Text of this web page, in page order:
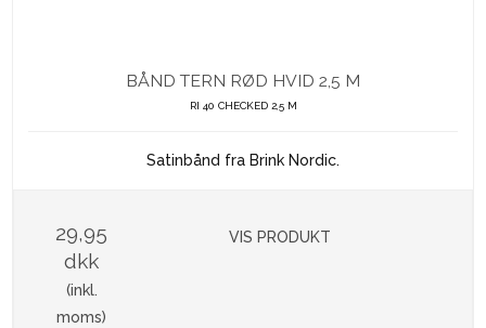
BÅND TERN RØD HVID 2,5 M
RI 40 CHECKED 2,5 M
Satinbånd fra Brink Nordic.
29,95
dkk
(inkl.
moms)
VIS PRODUKT